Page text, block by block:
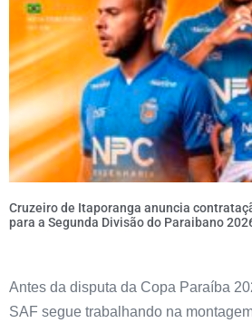
Cruzeiro de Itaporanga anuncia
para a Segunda Divisão do Paraibano
Antes da disputa da Copa Paraíba
SAF segue trabalhando na